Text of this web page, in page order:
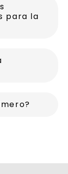
para la